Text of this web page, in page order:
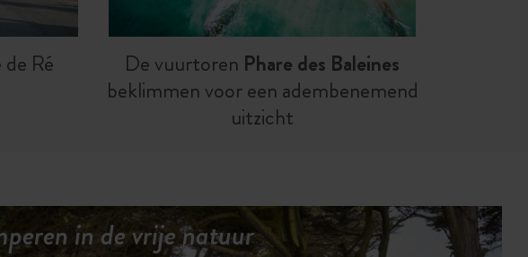
Ré
De vuurtoren Phare des Baleines
beklimmen voor een adembenemend
uitzicht
in de vrije natuur